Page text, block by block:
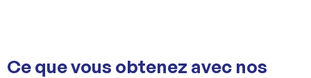
Ce que vous obtenez avec nos